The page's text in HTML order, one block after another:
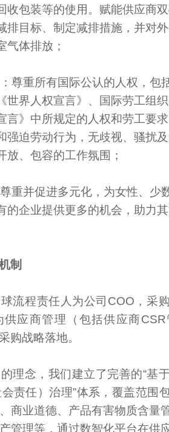
收包装等的使用。赋能供应商
排目标、制定减排措施，并对
气体排放；
尊重所有国际公认的人权，包
世界人权宣言》、国际劳工组
言》中所规定的人权和劳工要
强迫劳动行为，无歧视、骚扰
放、包容的工作氛围；
重并促进多元化，为女性、少
的企业提供更多的机会，助力
制
流程责任人为公司COO，采
供应商管理（包括供应商
购战略落地。
理念，我们建立了完善的“基
责任）治理”体系，覆盖范围
商业道德、产品有害物质含量
管理等，通过数智化平台在供